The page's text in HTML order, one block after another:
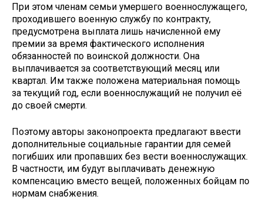
При этом членам семьи умершего военнослужащего,
проходившего военную службу по контракту,
предусмотрена выплата лишь начисленной ему
премии за время фактического исполнения
обязанностей по воинской должности. Она
выплачивается за соответствующий месяц или
квартал. Им также положена материальная помощь
за текущий год, если военнослужащий не получил её
до своей смерти.
Поэтому авторы законопроекта предлагают ввести
дополнительные социальные гарантии для семей
погибших или пропавших без вести военнослужащих.
В частности, им будут выплачивать денежную
компенсацию вместо вещей, положенных бойцам по
нормам снабжения.